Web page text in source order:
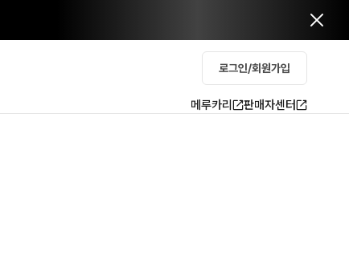
로그인/회원가입
메루카리 판매자센터